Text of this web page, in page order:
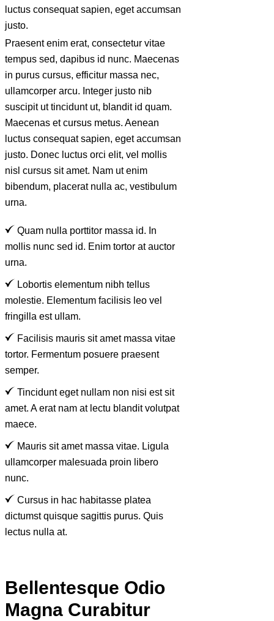
luctus consequat sapien, eget accumsan
justo.
Praesent enim erat, consectetur vitae
tempus sed, dapibus id nunc. Maecenas
in purus cursus, efficitur massa nec,
ullamcorper arcu. Integer justo nib
suscipit ut tincidunt ut, blandit id quam.
Maecenas et cursus metus. Aenean
luctus consequat sapien, eget accumsan
justo. Donec luctus orci elit, vel mollis
nisl cursus sit amet. Nam ut enim
bibendum, placerat nulla ac, vestibulum
urna.
Quam nulla porttitor massa id. In
mollis nunc sed id. Enim tortor at auctor
urna.
Lobortis elementum nibh tellus
molestie. Elementum facilisis leo vel
fringilla est ullam.
Facilisis mauris sit amet massa vitae
tortor. Fermentum posuere praesent
semper.
Tincidunt eget nullam non nisi est sit
amet. A erat nam at lectu blandit volutpat
maece.
Mauris sit amet massa vitae. Ligula
ullamcorper malesuada proin libero
nunc.
Cursus in hac habitasse platea
dictumst quisque sagittis purus. Quis
lectus nulla at.
Bellentesque Odio
Magna Curabitur